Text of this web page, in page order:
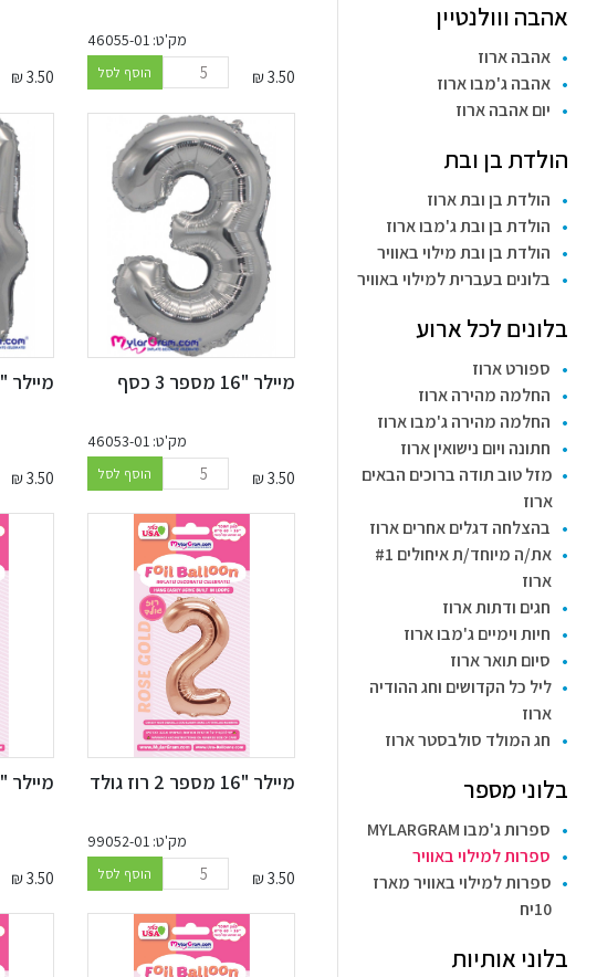
אהבה ווולנטיין
אהבה ארוז
אהבה ג'מבו ארוז
יום אהבה ארוז
הולדת בן ובת
הולדת בן ובת ארוז
הולדת בן ובת ג'מבו ארוז
הולדת בן ובת מילוי באוויר
בלונים בעברית למילוי באוויר
בלונים לכל ארוע
ספורט ארוז
החלמה מהירה ארוז
החלמה מהירה ג'מבו ארוז
חתונה ויום נישואין ארוז
מזל טוב תודה ברוכים הבאים
ארוז
בהצלחה דגלים אחרים ארוז
את/ה מיוחד/ת איחולים #1
ארוז
חגים ודתות ארוז
חיות וימיים ג'מבו ארוז
סיום תואר ארוז
ליל כל הקדושים וחג ההודיה
ארוז
חג המולד סולבסטר ארוז
בלוני מספר
ספרות ג'מבו MYLARGRAM
ספרות למילוי באוויר
ספרות למילוי באוויר מארז
10יח
בלוני אותיות
3.50
₪
מק'ט: 46055-01
הוסף לסל 3.50
₪
מיילר "16 מספר 3 כסף
3.50
₪
מק'ט: 46053-01
הוסף לסל
מיילר "16 מספר 4 כסף
3.50
₪
מיילר "16 מספר 2 רוז גולד
3.50
₪
מק'ט: 99052-01
הוסף לסל
מיילר "16 מספר 3 רוז גולד
3.50
₪